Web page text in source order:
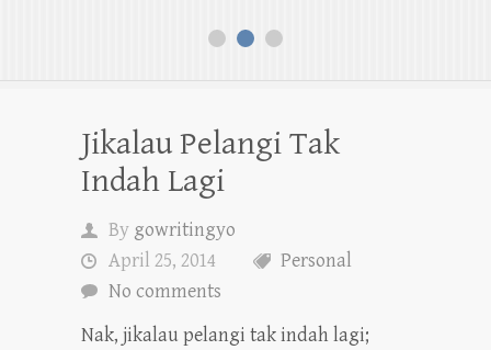
1 2 3
Jikalau Pelangi Tak
Indah Lagi
By gowritingyo
April 25, 2014
Personal
No comments
Nak, jikalau pelangi tak indah lagi;